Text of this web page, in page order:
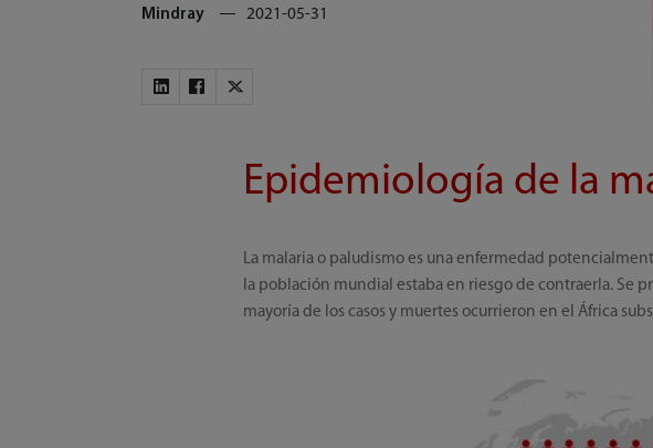
Mindray 2021-05-31
Epidemiología de la
La malaria o paludismo es una enfermedad
la población mundial estaba en riesgo de contraerla. Se
mayoría de los casos y muertes ocurrieron en el África